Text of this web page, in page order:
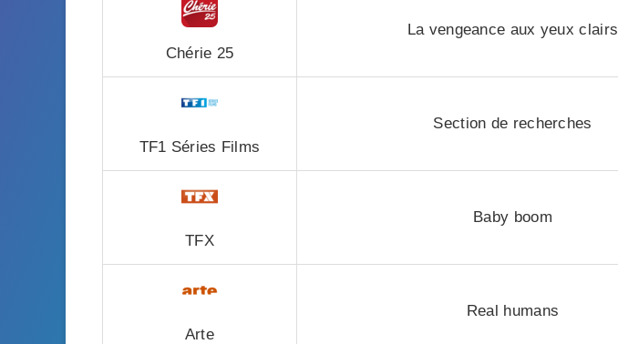
Chérie 25
La vengeance aux yeux clairs
TF1 Séries Films
Section de recherches
TFX
Baby boom
Arte
Real humans